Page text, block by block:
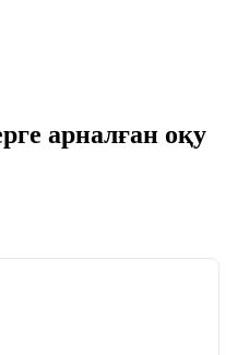
арналған оқу